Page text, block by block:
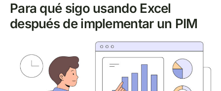
Para qué sigo usando Excel
después de implementar un PIM